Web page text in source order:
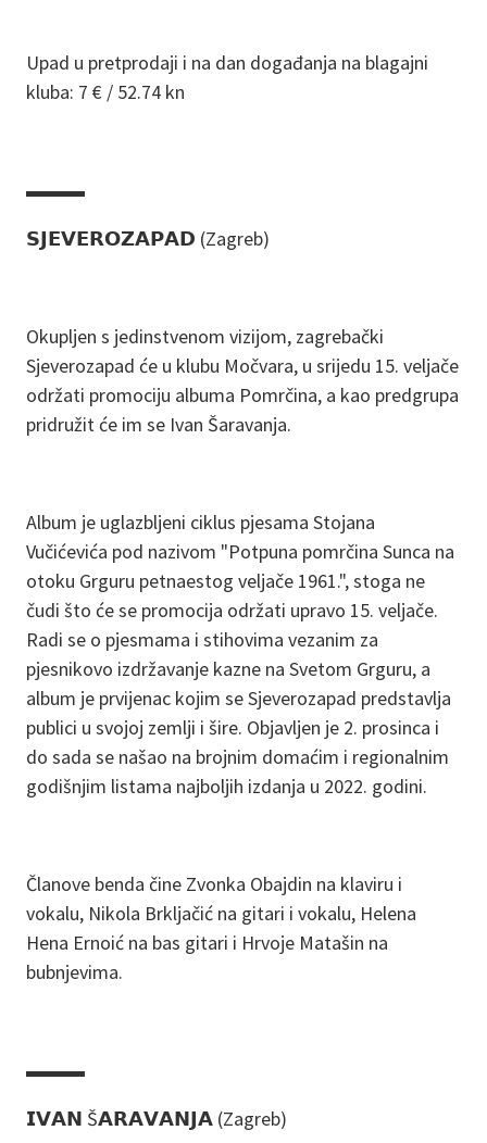
Upad u pretprodaji i na dan događanja na blagajni
kluba: 7 € / 52.74 kn
▬▬▬
𝗦𝗝𝗘𝗩𝗘𝗥𝗢𝗭𝗔𝗣𝗔𝗗 (Zagreb)
Okupljen s jedinstvenom vizijom, zagrebački
Sjeverozapad će u klubu Močvara, u srijedu 15. veljače
održati promociju albuma Pomrčina, a kao predgrupa
pridružit će im se Ivan Šaravanja.
Album je uglazbljeni ciklus pjesama Stojana
Vučićevića pod nazivom "Potpuna pomrčina Sunca na
otoku Grguru petnaestog veljače 1961.", stoga ne
čudi što će se promocija održati upravo 15. veljače.
Radi se o pjesmama i stihovima vezanim za
pjesnikovo izdržavanje kazne na Svetom Grguru, a
album je prvijenac kojim se Sjeverozapad predstavlja
publici u svojoj zemlji i šire. Objavljen je 2. prosinca i
do sada se našao na brojnim domaćim i regionalnim
godišnjim listama najboljih izdanja u 2022. godini.
Članove benda čine Zvonka Obajdin na klaviru i
vokalu, Nikola Brkljačić na gitari i vokalu, Helena
Hena Ernoić na bas gitari i Hrvoje Matašin na
bubnjevima.
▬▬▬
𝗜𝗩𝗔𝗡 Š𝗔𝗥𝗔𝗩𝗔𝗡𝗝𝗔 (Zagreb)